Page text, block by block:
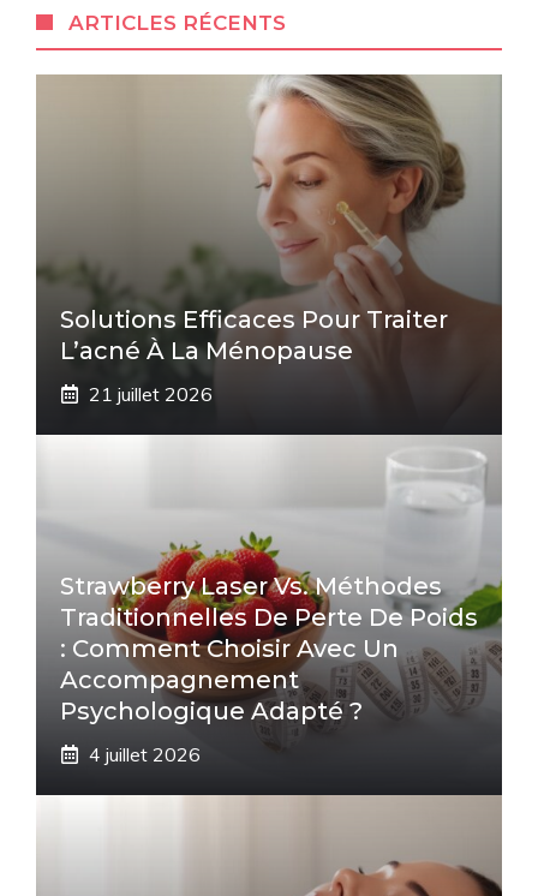
ARTICLES RÉCENTS
Solutions Efficaces Pour Traiter
L’acné À La Ménopause
21 juillet 2026
Strawberry Laser Vs. Méthodes
Traditionnelles De Perte De Poids
: Comment Choisir Avec Un
Accompagnement
Psychologique Adapté ?
4 juillet 2026